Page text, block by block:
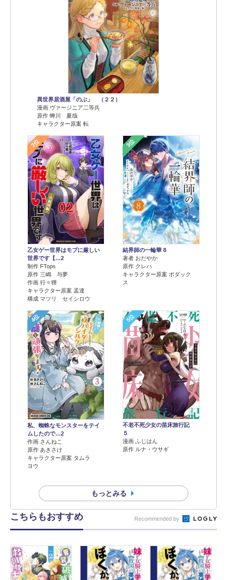
異世界居酒屋「のぶ」 （２２）
漫画 ヴァージニア二等兵
原作 蝉川 夏哉
キャラクター原案 転
2位
乙女ゲー世界はモブに厳しい
世界です【…2
制作 FTops
原作 三嶋 与夢
作画 行々狸
キャラクター原案 孟達
構成 マツリ セイシロウ
3位
結界師の一輪華 8
著者 おだやか
原作 クレハ
キャラクター原案 ボダック
ス
4位
私、蜘蛛なモンスターをテイ
ムしたので…2
作画 さんねこ
原作 あきさけ
キャラクター原案 タムラ
ヨウ
5位
不老不死少女の苗床旅行記
５
漫画 ふじはん
原作 ルナ・ウサギ
もっとみる
こちらもおすすめ Recommended by